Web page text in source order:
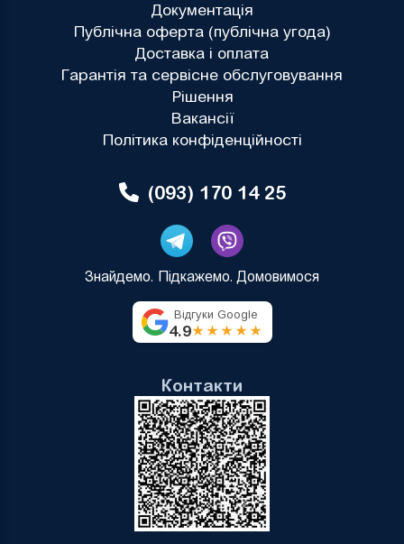
Документація
Публічна оферта (публічна угода)
Доставка і оплата
Гарантія та сервісне обслуговування
Рішення
Вакансії
Політика конфіденційності
(093) 170 14 25
Знайдемо. Підкажемо. Домовимося
Відгуки Google
4.9★★★★★
Контакти